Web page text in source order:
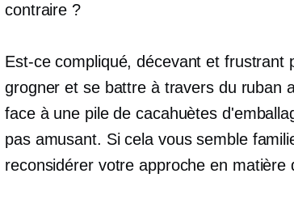
contraire ?
Est-ce compliqué, décevant et frustrant
grogner et se battre à travers du ruban
face à une pile de cacahuètes
pas amusant. Si cela vous semble
reconsidérer votre approche en matière